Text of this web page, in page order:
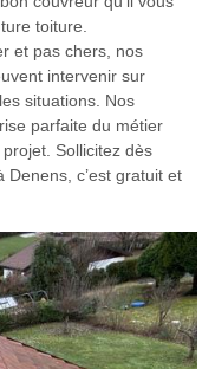
toiture.
et pas chers, nos
intervenir sur
situations. Nos
parfaite du métier
Sollicitez dès
Denens, c’est gratuit et